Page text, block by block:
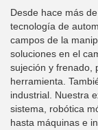
Desde hace más
tecnología de
campos de la
soluciones en el
sujeción y frenado,
herramienta.
industrial. Nuestra
sistema, robótica
hasta máquinas e